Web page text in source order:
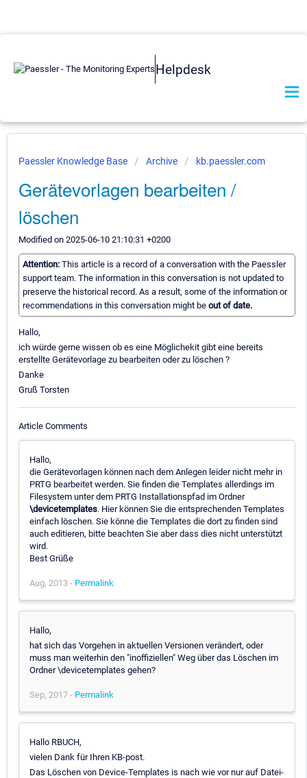
Helpdesk
Paessler Knowledge Base Archive kb.paessler.com
Gerätevorlagen bearbeiten /
löschen
Modified on 2025-06-10 21:10:31 +0200
Attention: This article is a record of a conversation with the Paessler
support team. The information in this conversation is not updated to
preserve the historical record. As a result, some of the information or
recommendations in this conversation might be out of date.
Hallo,
ich würde gerne wissen ob es eine Möglichekit gibt eine bereits
erstellte Gerätevorlage zu bearbeiten oder zu löschen ?
Danke
Gruß Torsten
Article Comments
Hallo,
die Gerätevorlagen können nach dem Anlegen leider nicht mehr in
PRTG bearbeitet werden. Sie finden die Templates allerdings im
Filesystem unter dem PRTG Installationspfad im Ordner
\devicetemplates. Hier können Sie die entsprechenden Templates
einfach löschen. Sie könne die Templates die dort zu finden sind
auch editieren, bitte beachten Sie aber dass dies nicht unterstützt
wird.
Best Grüße
Aug, 2013 - Permalink
Hallo,
hat sich das Vorgehen in aktuellen Versionen verändert, oder
muss man weiterhin den "inoffiziellen" Weg über das Löschen im
Ordner \devicetemplates gehen?
Sep, 2017 - Permalink
Hallo RBUCH,
vielen Dank für Ihren KB-post.
Das Löschen von Device-Templates is nach wie vor nur auf Datei-